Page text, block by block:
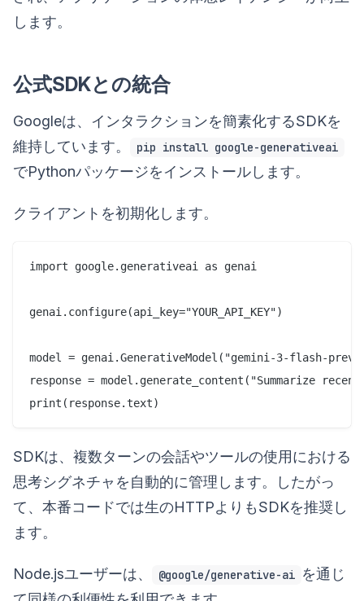
します。
公式SDKとの統合
Googleは、インタラクションを簡素化するSDKを
維持しています。
pip install google-generativeai
でPythonパッケージをインストールします。
クライアントを初期化します。
import google.generativeai as genai
genai.configure(api_key="YOUR_API_KEY")
model = genai.GenerativeModel("gemini-3-flash-
response = model.generate_content("Summarize
SDKは、複数ターンの会話やツールの使用における
思考シグネチャを自動的に管理します。したがっ
て、本番コードでは生のHTTPよりもSDKを推奨し
ます。
Node.jsユーザーは、 @google/generative-ai を通じ